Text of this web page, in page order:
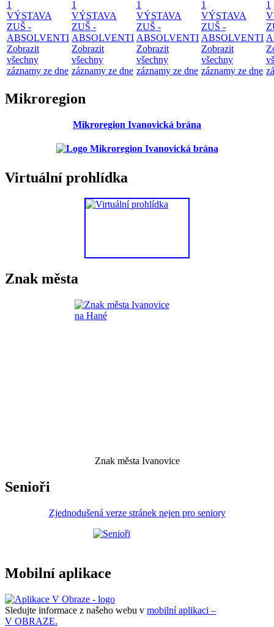
1
VÝSTAVA
ZUŠ -
ABSOLVENTI
Zobrazit
všechny
záznamy ze dne
1
VÝSTAVA
ZUŠ -
ABSOLVENTI
Zobrazit
všechny
záznamy ze dne
1
VÝSTAVA
ZUŠ -
ABSOLVENTI
Zobrazit
všechny
záznamy ze dne
1
VÝSTAVA
ZUŠ -
ABSOLVENTI
Zobrazit
všechny
záznamy ze dne
1
Mikroregion
Mikroregion Ivanovická brána
Virtuální prohlídka
Znak města
Znak města Ivanovice
Senioři
Zjednodušená verze stránek nejen pro seniory
Mobilní aplikace
Sledujte informace z našeho webu v mobilní aplikaci –
V OBRAZE.